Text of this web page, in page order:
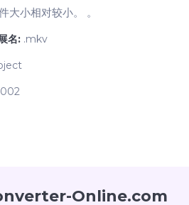
大小相对较小。 。
名: .mkv
Online.com